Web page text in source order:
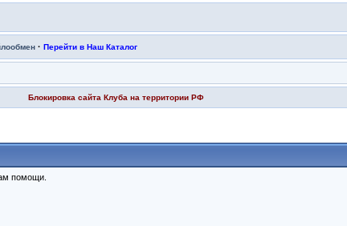
· Перейти в Наш Каталог
Блокировка сайта Клуба на территории РФ
помощи.